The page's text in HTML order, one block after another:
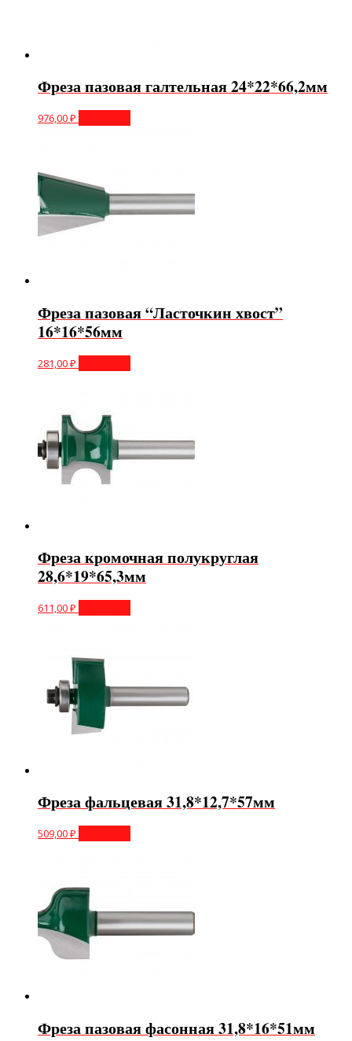
Фреза пазовая галтельная 24*22*66,2мм
976,00₽
Фреза пазовая “Ласточкин хвост”
16*16*56мм
281,00₽
Фреза кромочная полукруглая
28,6*19*65,3мм
611,00₽
Фреза фальцевая 31,8*12,7*57мм
509,00₽
Фреза пазовая фасонная 31,8*16*51мм